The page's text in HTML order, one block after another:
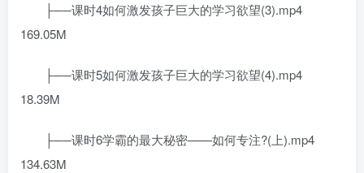
├──课时4如何激发孩子巨大的学习欲望(3).mp4
169.05M
├──课时5如何激发孩子巨大的学习欲望(4).mp4
18.39M
├──课时6学霸的最大秘密——如何专注?(上).mp4
134.63M